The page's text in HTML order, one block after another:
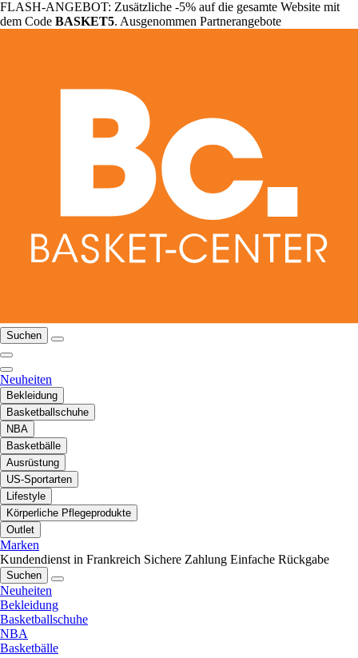
FLASH-ANGEBOT: Zusätzliche -5% auf die gesamte Website mit
dem Code BASKET5. Ausgenommen Partnerangebote
Suchen
Neuheiten
Bekleidung
Basketballschuhe
NBA
Basketbälle
Ausrüstung
US-Sportarten
Lifestyle
Körperliche Pflegeprodukte
Outlet
Marken
Kundendienst in Frankreich Sichere Zahlung Einfache Rückgabe
Suchen
Neuheiten
Bekleidung
Basketballschuhe
NBA
Basketbälle